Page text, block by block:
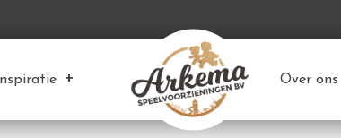
Inspiratie Over ons